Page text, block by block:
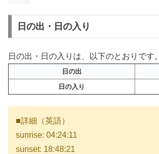
日の出・日の入り
日の出・日の入りは、以下のとおりです。
日の出
日の入り
■詳細（英語）
sunrise: 04:24:11
sunset: 18:48:21